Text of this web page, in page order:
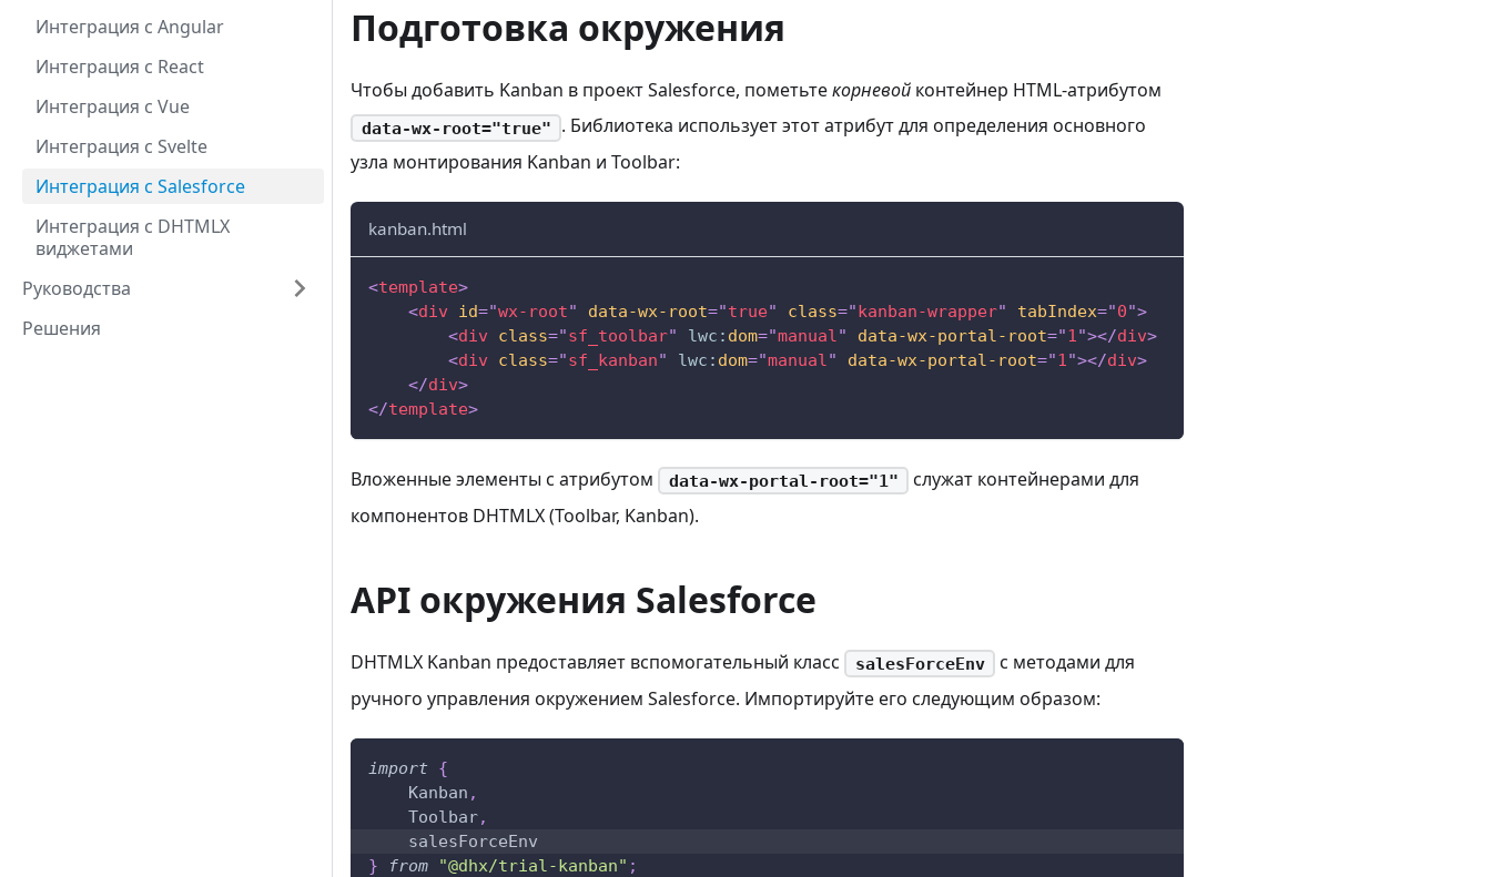
Интеграция с Angular
Интеграция с React
Интеграция с Vue
Интеграция с Svelte
Интеграция с Salesforce
Интеграция с DHTMLX
виджетами
Руководства
Решения
Подготовка окружения
Чтобы добавить Kanban в проект Salesforce, пометьтекорневой контейнер HTML-атрибутом
data-wx-root="true"
. Библиотека использует этот атрибут для определения основного
узла монтирования Kanban и Toolbar:
kanban.html
<template>
<div id="wx-root" data-wx-root="true" class="kanban-wrapper" tabIndex="0">
<div class="sf_toolbar" lwc: dom="manual" data-wx-portal-root="1"></div>
<div class="sf_kanban" lwc: dom="manual" data-wx-portal-root="1"></div>
</div>
</template>
Вложенные элементы с атрибутом data-wx-portal-root="1"
служат контейнерами для
компонентов DHTMLX (Toolbar, Kanban).
API окружения Salesforce
DHTMLX Kanban предоставляет вспомогательный класс salesForceEnv
с методами для
ручного управления окружением Salesforce. Импортируйте его следующим образом:
import
{
Kanban ,
Toolbar,
    salesForceEnv
}
from "@dhx/trial-kanban" ;